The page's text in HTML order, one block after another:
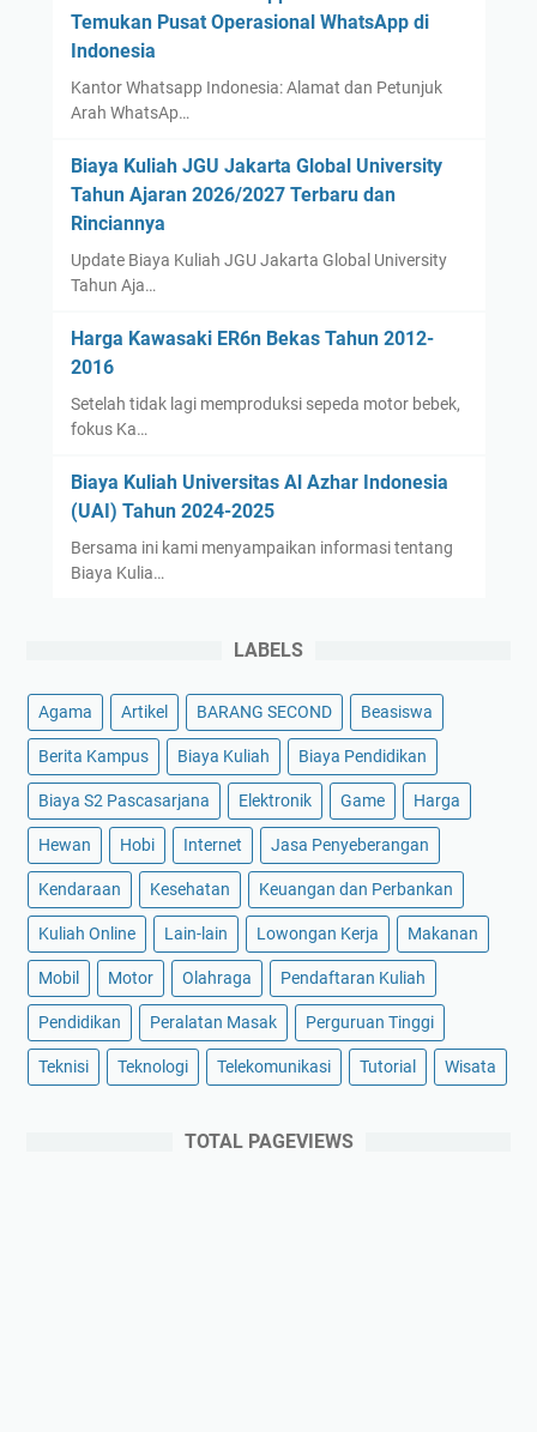
Temukan Pusat Operasional WhatsApp di
Indonesia
Kantor Whatsapp Indonesia: Alamat dan Petunjuk
Arah WhatsAp…
Biaya Kuliah JGU Jakarta Global University
Tahun Ajaran 2026/2027 Terbaru dan
Rinciannya
Update Biaya Kuliah JGU Jakarta Global University
Tahun Aja…
Harga Kawasaki ER6n Bekas Tahun 2012-
2016
Setelah tidak lagi memproduksi sepeda motor bebek,
fokus Ka…
Biaya Kuliah Universitas Al Azhar Indonesia
(UAI) Tahun 2024-2025
Bersama ini kami menyampaikan informasi tentang
Biaya Kulia…
LABELS
Agama Artikel BARANG SECOND Beasiswa
Berita Kampus Biaya Kuliah Biaya Pendidikan
Biaya S2 Pascasarjana Elektronik Game Harga
Hewan Hobi Internet Jasa Penyeberangan
Kendaraan Kesehatan Keuangan dan Perbankan
Kuliah Online Lain-lain Lowongan Kerja Makanan
Mobil Motor Olahraga Pendaftaran Kuliah
Pendidikan Peralatan Masak Perguruan Tinggi
Teknisi Teknologi Telekomunikasi Tutorial Wisata
TOTAL PAGEVIEWS